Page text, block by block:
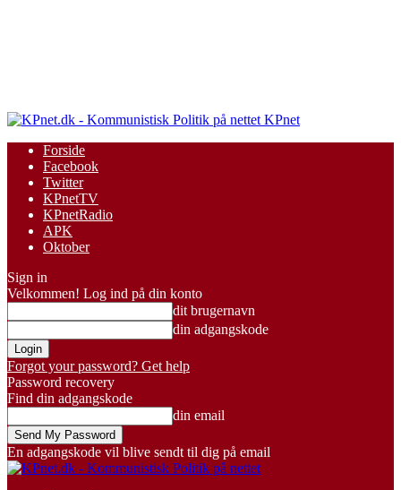
KPnet
Forside
Facebook
Twitter
KPnetTV
KPnetRadio
APK
Oktober
Sign in
Velkommen! Log ind på din konto
dit brugernavn
din adgangskode
Forgot your password? Get help
Password recovery
Find din adgangskode
din email
En adgangskode vil blive sendt til dig på email